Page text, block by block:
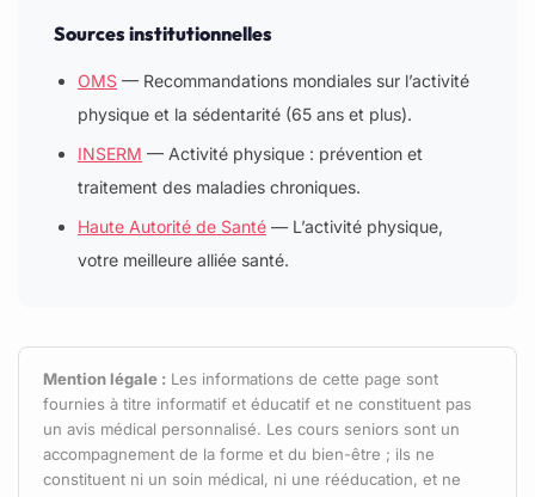
Sources institutionnelles
OMS — Recommandations mondiales sur l’activité
physique et la sédentarité (65 ans et plus).
INSERM — Activité physique : prévention et
traitement des maladies chroniques.
Haute Autorité de Santé — L’activité physique,
votre meilleure alliée santé.
Mention légale : Les informations de cette page sont
fournies à titre informatif et éducatif et ne constituent pas
un avis médical personnalisé. Les cours seniors sont un
accompagnement de la forme et du bien-être ; ils ne
constituent ni un soin médical, ni une rééducation, et ne